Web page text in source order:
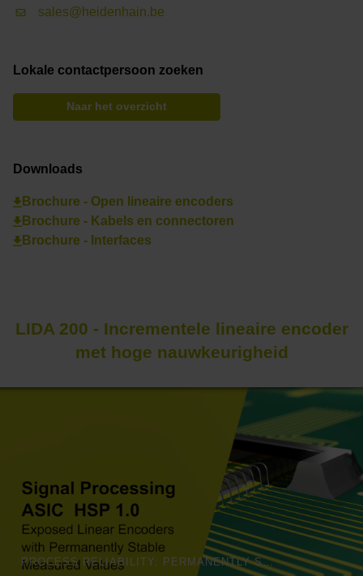
sales@heidenhain.be
Lokale contactpersoon zoeken
Naar het overzicht
Downloads
Brochure - Open lineaire encoders
Brochure - Kabels en connectoren
Brochure - Interfaces
LIDA 200 - Incrementele lineaire encoder
met hoge nauwkeurigheid
PROCESS RELIABILITY: PERMANENTLY STABLE MEASURED VALUES | HEIDENHAIN